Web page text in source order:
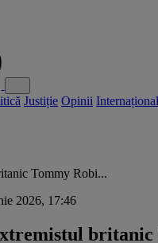
Justiție Opinii Internațional
Tommy Robi...
2026, 17:46